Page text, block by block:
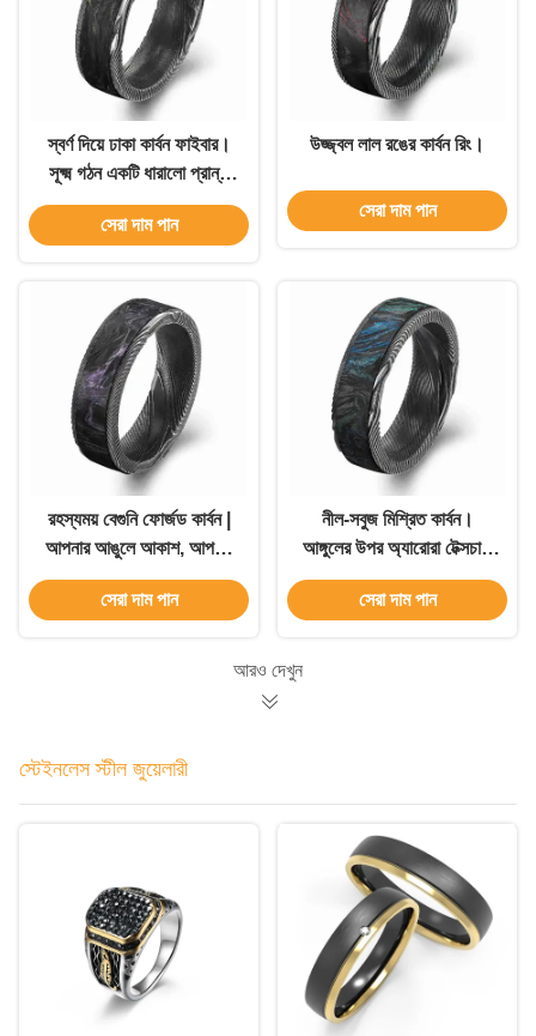
স্বর্ণ দিয়ে ঢাকা কার্বন ফাইবার।
সূক্ষ্ম গঠন একটি ধারালো প্রান্ত
লুকায়, আপনার আঙুল স্টাইল
কাস্টমাইজ
সেরা দাম পান
উজ্জ্বল লাল রঙের কার্বন রিং।
সেরা দাম পান
রহস্যময় বেগুনি ফোর্জড কার্বন |
আপনার আঙুলে আকাশ, আপনার
স্বপ্নময় স্টাইল কাস্টমাইজ করুন
সেরা দাম পান
নীল-সবুজ মিশ্রিত কার্বন।
আঙ্গুলের উপর অ্যারোরা টেক্সচার,
আপনার স্বচ্ছ গ্লস কাস্টমাইজ
করুন।
সেরা দাম পান
আরও দেখুন
স্টেইনলেস স্টীল জুয়েলারী